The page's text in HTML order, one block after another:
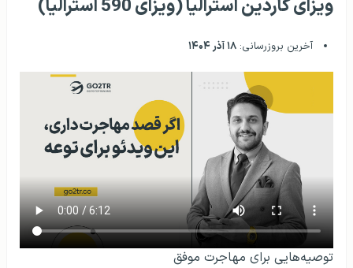
ویزای گاردین استرالیا (ویزای 590 استرالیا)
آخرین بروزرسانی: ۱۸ آذر ۱۴۰۴
توصیه‌هایی برای مهاجرت موفق